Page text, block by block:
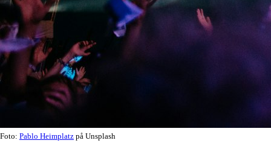
Foto: Pablo Heimplatz på Unsplash